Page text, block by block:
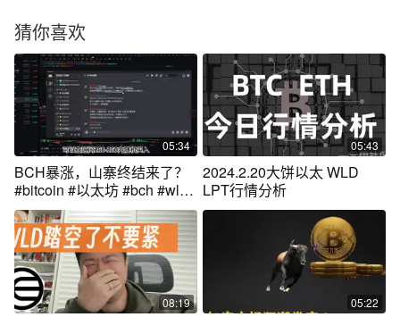
猜你喜欢
05:34
BCH暴涨，山寨终结来了？
#bitcoin #以太坊 #bch #wld
#fil
05:43
2024.2.20大饼以太 WLD
LPT行情分析
08:19 05:22